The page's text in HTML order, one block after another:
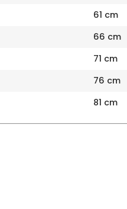
61 cm
66 cm
71 cm
76 cm
81 cm